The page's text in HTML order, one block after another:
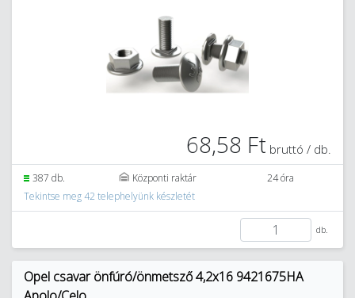
68,58 Ft bruttó / db.
387 db. Központi raktár
24 óra
Tekintse meg 42 telephelyünk készletét
db.
Opel csavar önfúró/önmetsző 4,2x16 9421675HA